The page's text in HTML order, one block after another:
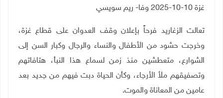
غزة 10-10-2025 وفا- ريم سويسي
تعالت الزغاريد فرحاً بإعلان وقف العدوان على قطاع غزة،
وخرجت حشود من الأطفال والنساء والرجال وكبار السن إلى
الشوارع، متعطشين منذ زمن لسماع هذا النبأ، هتافاتهم
وتصفيقهم ملأ الأرجاء، وكأن الحياة دبت فيهم من جديد بعد
عامين من المعاناة والموت.